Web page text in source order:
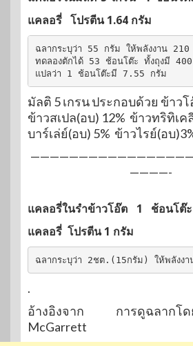
แคลอรี่ โปรตีน 1.64 กรัม
ฉลากระบุว่า 55 กรัม ให้พลังงาน
ทดลองตักได้ 53 ช้อนโต๊ะ ทั้งถุงมี
แปลว่า 1 ช้อนโต๊ะมี 7.55 กรัม
มัลติ 5 เกรน ประกอบด้วย ข้าวโ
ข้าวสเปล(อบ) 12% ข้าวทริทิเค
บาร์เล่ย์(อบ) 5% ข้าวไรย์(อบ
————-
แคลอรี่ในรำข้าวโอ๊ต 1 ช้อนโต๊
แคลอรี่ โปรตีน 1 กรัม
ฉลากระบุว่า 2ชต.(15กรัม) ให้พลังง
.
อ้างอิงจาก การดูฉลาก
McGarrett